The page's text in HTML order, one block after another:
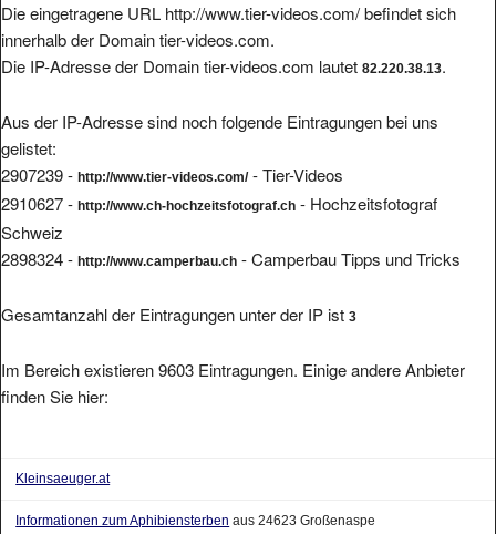
Die eingetragene URL http://www.tier-videos.com/ befindet sich
innerhalb der Domain tier-videos.com.
Die IP-Adresse der Domain tier-videos.com lautet 82.220.38.13.
Aus der IP-Adresse sind noch folgende Eintragungen bei uns
gelistet:
2907239 - http://www.tier-videos.com/- Tier-Videos
2910627 - http://www.ch-hochzeitsfotograf.ch - Hochzeitsfotograf
Schweiz
2898324 - http://www.camperbau.ch - Camperbau Tipps und Tricks
Gesamtanzahl der Eintragungen unter der IP ist 3
Im Bereich existieren 9603 Eintragungen. Einige andere Anbieter
finden Sie hier:
Kleinsaeuger.at
Informationen zum Aphibiensterben aus 24623 Großenaspe